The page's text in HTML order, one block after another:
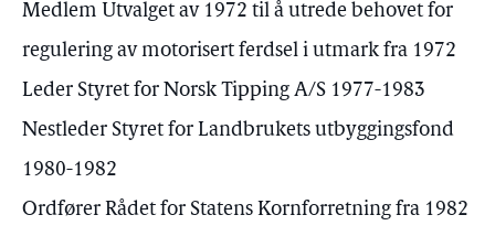
Medlem Utvalget av 1972 til å utrede behovet for
regulering av motorisert ferdsel i utmark fra 1972
Leder Styret for Norsk Tipping A/S 1977-1983
Nestleder Styret for Landbrukets utbyggingsfond
1980-1982
Ordfører Rådet for Statens Kornforretning fra 1982